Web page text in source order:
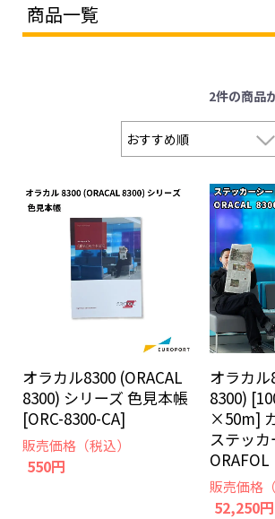
商品一覧
2件の商品
オラカル8300 (ORACAL
8300) シリーズ 色見本帳
[ORC-8300-CA]
販売価格（税込）
550円
オラカル
8300)
×50m]
ステッ
ORAFOL
販売価格
52,250円